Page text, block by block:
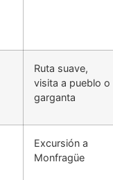
Ruta suave,
visita a pueblo o
garganta
Excursión a
Monfragüe